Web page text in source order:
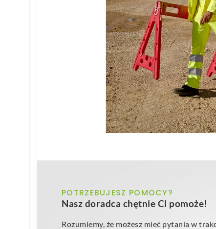
POTRZEBUJESZ POMOCY?
Nasz doradca chętnie Ci pomoże!
Rozumiemy, że możesz mieć pytania w